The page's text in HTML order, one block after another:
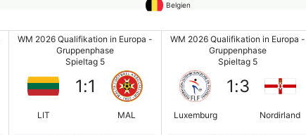
Belgien
WM 2026 Qualifikation in Europa -
Gruppenphase
Spieltag 5
LIT
1:1
MAL
WM 2026 Qualifikation in Europa -
Gruppenphase
Spieltag 5
Luxemburg
1:3
Nordirland